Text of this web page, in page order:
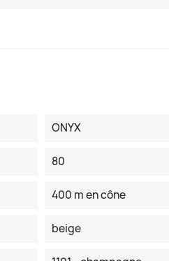
ONYX
80
400 m en cône
beige